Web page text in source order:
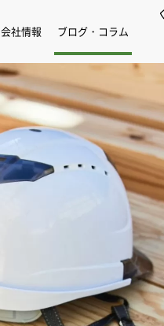
会社情報 ブログ・コラム